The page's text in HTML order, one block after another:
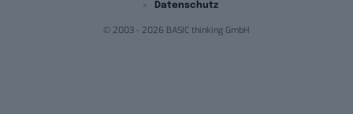
© 2003 - 2026 BASIC thinking GmbH
Datenschutz